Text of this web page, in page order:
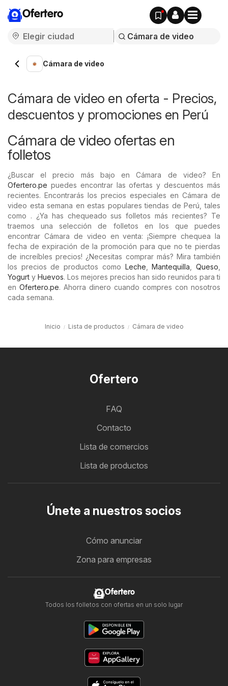
Ofertero
Cámara de video
Cámara de video en oferta - Precios,
descuentos y promociones en Perú
Cámara de video ofertas en
folletos
¿Buscar el precio más bajo en Cámara de video? En
Ofertero.pe puedes encontrar las ofertas y descuentos más
recientes. Encontrarás los precios especiales en Cámara de
video esta semana en estas populares tiendas de Perú, tales
como . ¿Ya has chequeado sus folletos más recientes? Te
traemos una selección de folletos en los que puedes
encontrar Cámara de video en venta: ¡Siempre chequea la
fecha de expiración de la promoción para que no te pierdas
de increíbles precios! ¿Necesitas comprar más? Mira también
los precios de productos como Leche ,Mantequilla ,Queso
Yogurt y Huevos. Los mejores precios han sido reunidos para ti
en Ofertero.pe. Ahorra dinero cuando compres con nosotros
cada semana.
Inicio Lista de productos Cámara de video
Ofertero
FAQ
Contacto
Lista de comercios
Lista de productos
Únete a nuestros socios
Cómo anunciar
Zona para empresas
Ofertero
Todos los folletos con ofertas en un solo lugar